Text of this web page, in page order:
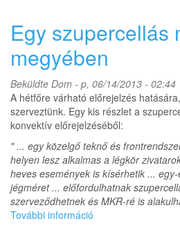
zivatarok
kapcsolatosan
Egy szupercellás
megyében
Beküldte Dom - p, 06/14/2013 - 02:44
A hétfőre várható előrejelzés
szerveztünk. Egy kis részlet a
konvektív előrejelzéséből:
" ... egy közelgő teknő és
helyen lesz alkalmas a légkör
heves események is kísérhetik ...
jégméret ... előfordulhatnak
szerveződhetnek és MKR-ré is
További információ